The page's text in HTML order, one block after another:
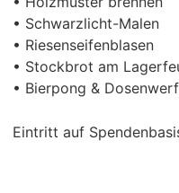
• Schwarzlicht-Malen
• Riesenseifenblasen
• Stockbrot am
• Bierpong &
Eintritt auf